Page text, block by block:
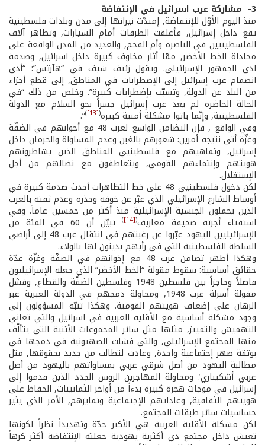
3- ­ مشاركة عرب اسرائيل في الإنتفاضة
منذ اليوم الأوّل للإنتفاضة, إمتدّت نيرانها إلى مدن وبلدات فلسطينية
تقع داخل إسرائيل, فأغلقت الطرقات أمام السيارات, وتظاهر آلاف
الفلسطينيين في الناصرة وأم الفحم, والعديد من المدن الواقعة على
محاذاة الخط الأخضر, ممّا أثار مخاوف كبيرة داخل اسرائيل, وصدمة
لدى الجمهور الإسرائيلي. ويقول زئيف شيف في “هآرتس”: “أدى
انضمام عرب إسرائيل إلى الإضطرابات في المناطق, إلى قطع أجزاء
من البلد عن الدولة, وتسبّب بإضطرابات كبيرة”. وخلص من ذلك “في
الحالة الحاضرة لم يعد عرب إسرائيل جسراً نحو السلام مع الدولة
الفلسطينية, وإنّما باتوا مشكلة أمنية كبيرة(
[13]
)
”.
وفي الواقع , فإن التضامن الواسع لعرب 48 مع أخوانهم في الضفّة
وغزّة أتى نتيجة أمرين: شعورهم بالغبن وعدم المساواة والحرمان داخل
إسرائيل, وتماهيهم مع فلسطينيي المناطق الذين يشاطرونهم
هويتهم وإنتماءهم القومي, ويتعاطفون مع نضالهم من أجل
الإستقلال.
لكن دخول فلسطينيي 48 على خط التظاهرات أحدث صدمة كبيرة في
أوساط الشارع الإسرائيلي الذي عبّر عن خوفه وحذره وعدم ثقته بالعرب
الذين يحملون الجنسية الإسرائيلية منذ أكثر من خمسين عاماً. وفي
استفتاء أجرته صحيفة معاريف(
[14]
) تبيّن أن 60 في المئة من
الإسرائيليين اليهود عبّروا عن رغبتهم في انتقال عرب 48 إلى أراضي
السلطة الفلسطينية التي في رأيهم يدينون لها بالولاء.
وهكذا أظهر تضامن عرب 48 مع إخوانهم في الضفّة وغزّة عدّة
حقائق أساسية: سقوط مقولة “الخط الأخضر” الذي جعله الإسرائيليون
فاصلاً وحاجزاً بين فلسطين 1948 وفلسطين الضفّة والقطاع, وفشل
مقولة أسرلة عرب 1948, ومحاولة دمجهم في الدولة العبرية عبر
الرهان على إضعاف هويتهم القومية. وهكذا تنبّه المسؤولون إلى
وجود مشكلة أساسية مع الأقلية العربية في اسرائيل والتي تعاني
التهميش والتمييز, مثلها مثل سائر المجموعات الأتنية التي يتألّف
منها المجتمع الإسرائيلي, والتي فشلت الصهيونية في دمجها في
بوتقة صهر إجتماعية واحدة, وعادت لتطالب من جديد بحقوقها, مثل
مطالبة اليهود من أصل شرقي عربي بمساواتهم باليهود من أصل
غربي أشكينازي؛ ومحاولة المهاجرين الروس الجدد الذين قدموا إلى
إسرائيل في موجات هجرة كبيرة بدءاً من أواخر الثمانينات, الحفاظ على
هويتهم الثقافية, وعاداتهم الإجتماعية وتمايزهم, الأمر الذي يثير
حساسيات سائر طبقات المجتمع.
لكن مشكلة الأقلية العربية هي الأكبر حدّة وتهديداً نظراً لكونها
تعيش داخل مجتمع ذي أكثرية يهودية جعلته الإنتفاضة أكثر كرهاً